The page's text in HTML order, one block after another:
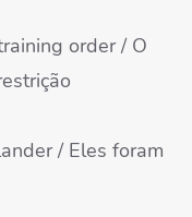
order / O
/ Eles foram